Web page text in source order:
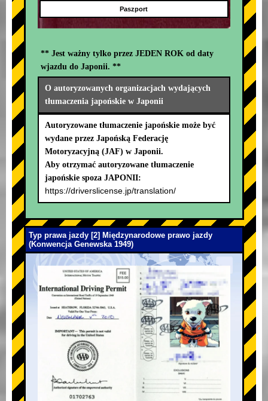
Paszport
** Jest ważny tylko przez JEDEN ROK od daty
wjazdu do Japonii. **
O autoryzowanych organizacjach wydających
tłumaczenia japońskie w Japonii
Autoryzowane tłumaczenie japońskie może być
wydane przez Japońską Federację
Motoryzacyjną (JAF) w Japonii.
Aby otrzymać autoryzowane tłumaczenie
japońskie spoza JAPONII:
https://driverslicense.jp/translation/
Typ prawa jazdy [2] Międzynarodowe prawo jazdy
(Konwencja Genewska 1949)